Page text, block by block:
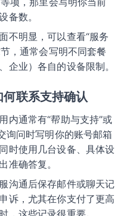
备数。
不明显，可以查看“服务
，通常会写明不同套餐
企业）各自的设备限制。
联系支持确认
内通常有“帮助与支持”或
询问时写明你的账号邮箱
时使用几台设备、具体设
准确答复。
沟通后保存邮件或聊天记
诉，尤其在你支付了更高